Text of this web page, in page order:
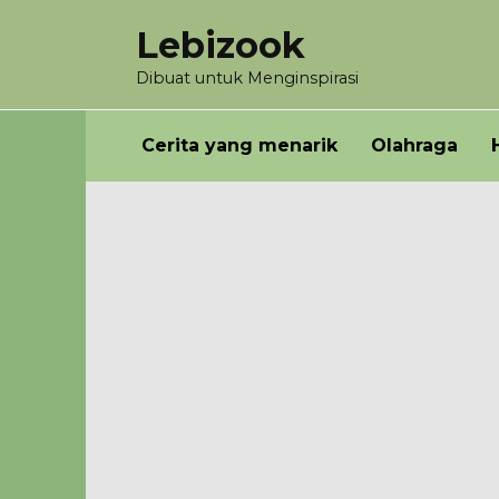
Lebizook
Dibuat untuk Menginspirasi
Cerita yang menarik Olahraga